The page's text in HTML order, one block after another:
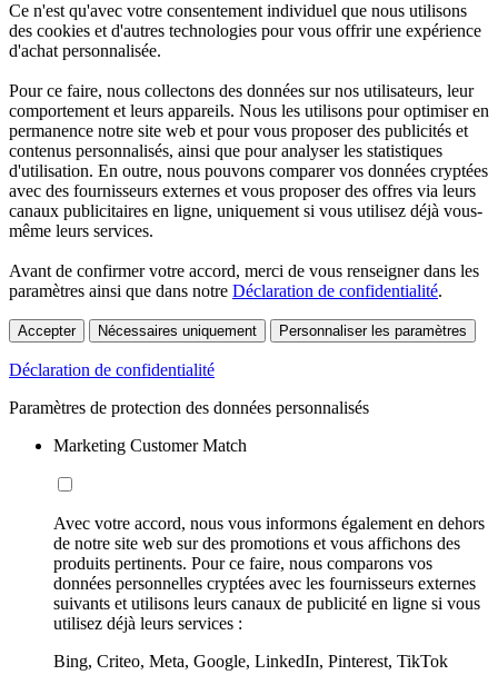
Ce n'est qu'avec votre consentement individuel que nous utilisons
des cookies et d'autres technologies pour vous offrir une expérience
d'achat personnalisée.
Pour ce faire, nous collectons des données sur nos utilisateurs, leur
comportement et leurs appareils. Nous les utilisons pour optimiser en
permanence notre site web et pour vous proposer des publicités et
contenus personnalisés, ainsi que pour analyser les statistiques
d'utilisation. En outre, nous pouvons comparer vos données cryptées
avec des fournisseurs externes et vous proposer des offres via leurs
canaux publicitaires en ligne, uniquement si vous utilisez déjà vous-
même leurs services.
Avant de confirmer votre accord, merci de vous renseigner dans les
paramètres ainsi que dans notre Déclaration de confidentialité.
Accepter Nécessaires uniquement Personnaliser les paramètres
Déclaration de confidentialité
Paramètres de protection des données personnalisés
Marketing Customer Match
Avec votre accord, nous vous informons également en dehors
de notre site web sur des promotions et vous affichons des
produits pertinents. Pour ce faire, nous comparons vos
données personnelles cryptées avec les fournisseurs externes
suivants et utilisons leurs canaux de publicité en ligne si vous
utilisez déjà leurs services :
Bing, Criteo, Meta, Google, LinkedIn, Pinterest, TikTok